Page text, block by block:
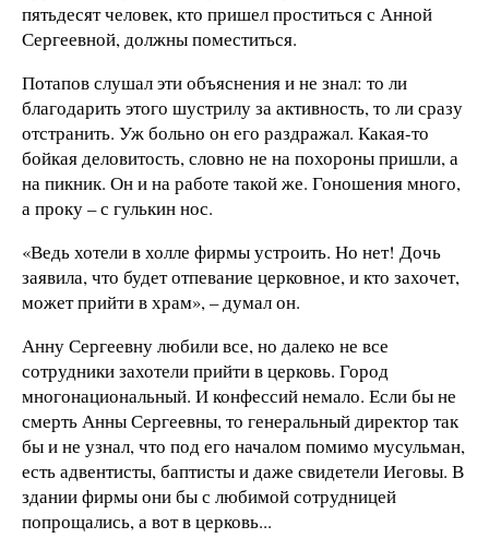
пятьдесят человек, кто пришел проститься с Анной
Сергеевной, должны поместиться.
Потапов слушал эти объяснения и не знал: то ли
благодарить этого шустрилу за активность, то ли сразу
отстранить. Уж больно он его раздражал. Какая-то
бойкая деловитость, словно не на похороны пришли, а
на пикник. Он и на работе такой же. Гоношения много,
а проку – с гулькин нос.
«Ведь хотели в холле фирмы устроить. Но нет! Дочь
заявила, что будет отпевание церковное, и кто захочет,
может прийти в храм», – думал он.
Анну Сергеевну любили все, но далеко не все
сотрудники захотели прийти в церковь. Город
многонациональный. И конфессий немало. Если бы не
смерть Анны Сергеевны, то генеральный директор так
бы и не узнал, что под его началом помимо мусульман,
есть адвентисты, баптисты и даже свидетели Иеговы. В
здании фирмы они бы с любимой сотрудницей
попрощались, а вот в церковь...